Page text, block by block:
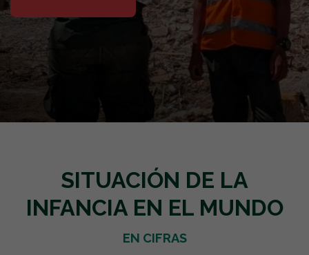
SITUACIÓN DE LA
INFANCIA EN EL MUNDO
EN CIFRAS